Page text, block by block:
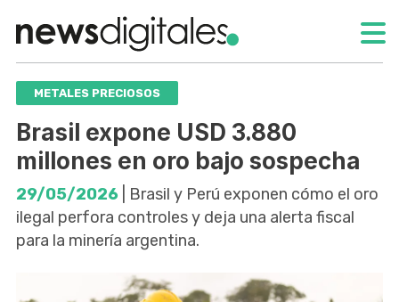
METALES PRECIOSOS
Brasil expone USD 3.880
millones en oro bajo sospecha
29/05/2026 | Brasil y Perú exponen cómo el oro
ilegal perfora controles y deja una alerta fiscal
para la minería argentina.